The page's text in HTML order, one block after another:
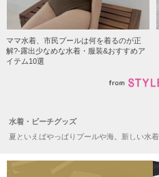
ママ水着、市民プールは何を着るのが正
解?-露出少なめな水着・服装&おすすめア
イテム10選
水着・ビーチグッズ